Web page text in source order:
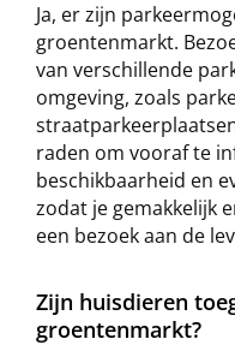
Ja, er zijn
groentenmarkt.
van verschillende
omgeving, zoals
raden om vooraf te
beschikbaarheid en
zodat je gemakkelijk
een bezoek aan de
Zijn huisdieren
groentenmarkt?